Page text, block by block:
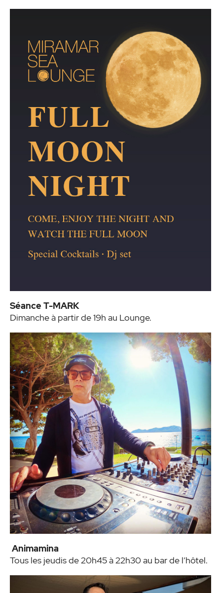
Séance T-MARK
Dimanche à partir de 19h au Lounge.
Animamina
Tous les jeudis de 20h45 à 22h30 au bar de l’hôtel.